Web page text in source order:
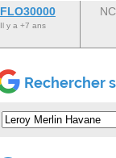
FLO30000
Il y a +7 ans
NC
Rechercher